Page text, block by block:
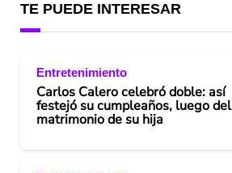
i
d
TE PUEDE INTERESAR
Entretenimiento
Carlos Calero celebró doble: así
festejó su cumpleaños, luego del
matrimonio de su hija